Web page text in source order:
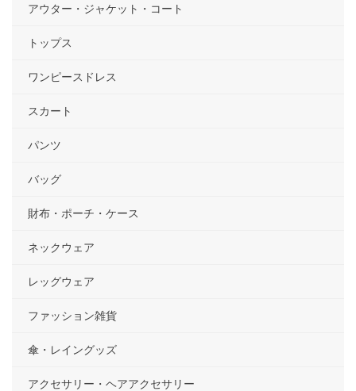
アウター・ジャケット・コート
トップス
ワンピースドレス
スカート
パンツ
バッグ
財布・ポーチ・ケース
ネックウェア
レッグウェア
ファッション雑貨
傘・レイングッズ
アクセサリー・ヘアアクセサリー